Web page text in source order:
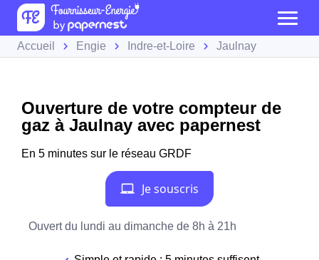
Accueil Engie Indre-et-Loire Jaulnay